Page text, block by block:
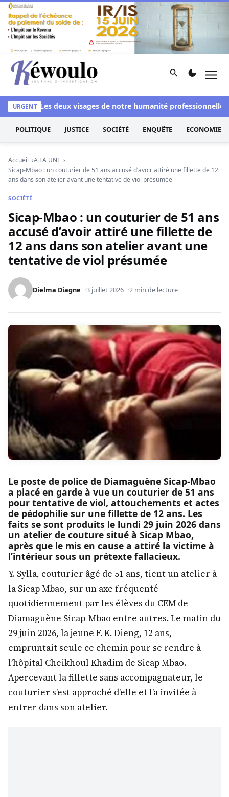
Aller au contenu
Kéwoulo, le premier site d'information et d'investigation
Rechercher
URGENTLes deux visages de notre humanité professionnelle :
POLITIQUE JUSTICE SOCIÉTÉ ENQUÊTE ECONOMIE
Accueil
A LA UNE
Sicap-Mbao : un couturier de 51 ans accusé d’avoir attiré une fillette de 12
ans dans son atelier avant une tentative de viol présumée
SOCIÉTÉ
Sicap-Mbao : un couturier de 51 ans
accusé d’avoir attiré une fillette de
12 ans dans son atelier avant une
tentative de viol présumée
Dielma Diagne 3 juillet 2026 2 min de lecture
Le poste de police de Diamaguène Sicap-Mbao
a placé en garde à vue un couturier de 51 ans
pour tentative de viol, attouchements et actes
de pédophilie sur une fillette de 12 ans. Les
faits se sont produits le lundi 29 juin 2026 dans
un atelier de couture situé à Sicap Mbao,
après que le mis en cause a attiré la victime à
l’intérieur sous un prétexte fallacieux.
Y. Sylla, couturier âgé de 51 ans, tient un atelier à
la Sicap Mbao, sur un axe fréquenté
quotidiennement par les élèves du CEM de
Diamaguène Sicap-Mbao entre autres. Le matin du
29 juin 2026, la jeune F. K. Dieng, 12 ans,
empruntait seule ce chemin pour se rendre à
l’hôpital Cheikhoul Khadim de Sicap Mbao.
Apercevant la fillette sans accompagnateur, le
couturier s’est approché d’elle et l’a invitée à
entrer dans son atelier.